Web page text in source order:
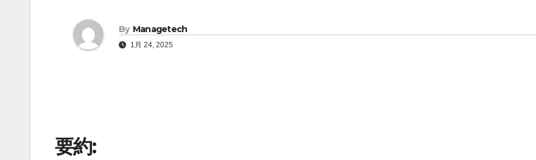
By Managetech
1月 24, 2025
要約: